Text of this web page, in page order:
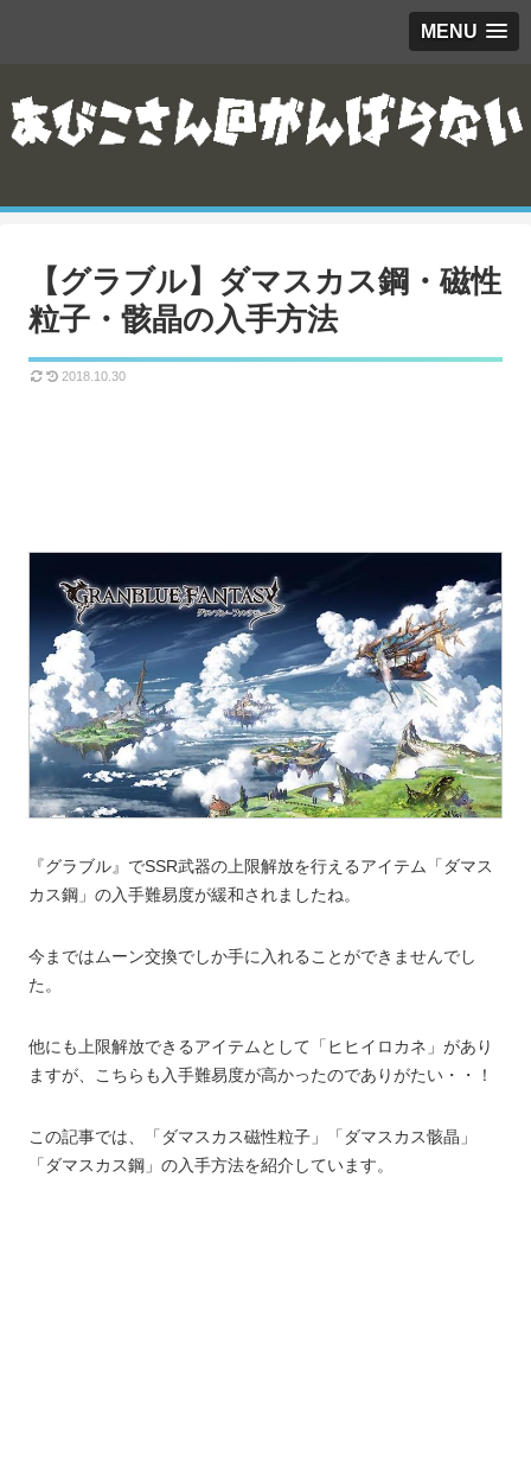
MENU
【グラブル】ダマスカス鋼・磁性
粒子・骸晶の入手方法
2018.10.30
『グラブル』でSSR武器の上限解放を行えるアイテム「ダマス
カス鋼」の入手難易度が緩和されましたね。
今まではムーン交換でしか手に入れることができませんでし
た。
他にも上限解放できるアイテムとして「ヒヒイロカネ」があり
ますが、こちらも入手難易度が高かったのでありがたい・・！
この記事では、「ダマスカス磁性粒子」「ダマスカス骸晶」
「ダマスカス鋼」の入手方法を紹介しています。